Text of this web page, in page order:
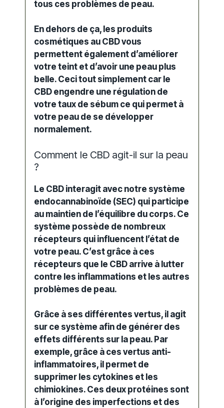
tous ces problèmes de peau.
En dehors de ça, les produits
cosmétiques au CBD vous
permettent également d’améliorer
votre teint et d’avoir une peau plus
belle. Ceci tout simplement car le
CBD engendre une régulation de
votre taux de sébum ce qui permet à
votre peau de se développer
normalement.
Comment le CBD agit-il sur la peau
?
Le CBD interagit avec notre système
endocannabinoïde (SEC) qui participe
au maintien de l’équilibre du corps. Ce
système possède de nombreux
récepteurs qui influencent l’état de
votre peau. C’est grâce à ces
récepteurs que le CBD arrive à lutter
contre les inflammations et les autres
problèmes de peau.
Grâce à ses différentes vertus, il agit
sur ce système afin de générer des
effets différents sur la peau. Par
exemple, grâce à ces vertus anti-
inflammatoires, il permet de
supprimer les cytokines et les
chimiokines. Ces deux protéines sont
à l’origine des imperfections et des